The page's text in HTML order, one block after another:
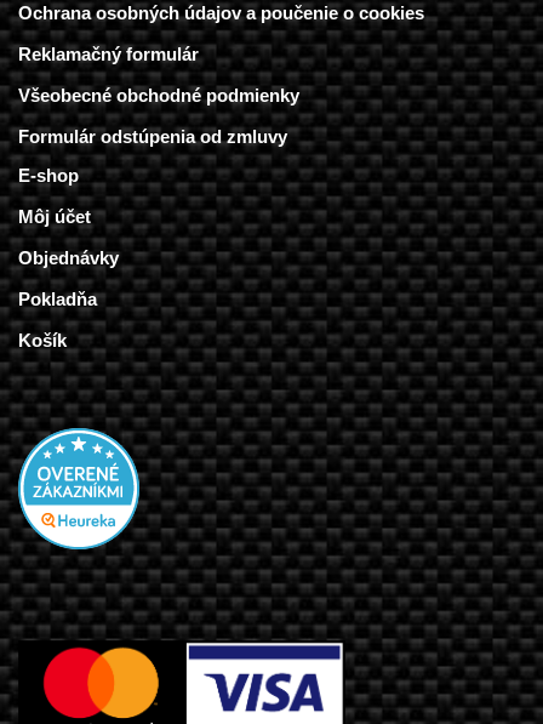
Ochrana osobných údajov a poučenie o cookies
Reklamačný formulár
Všeobecné obchodné podmienky
Formulár odstúpenia od zmluvy
E-shop
Môj účet
Objednávky
Pokladňa
Košík